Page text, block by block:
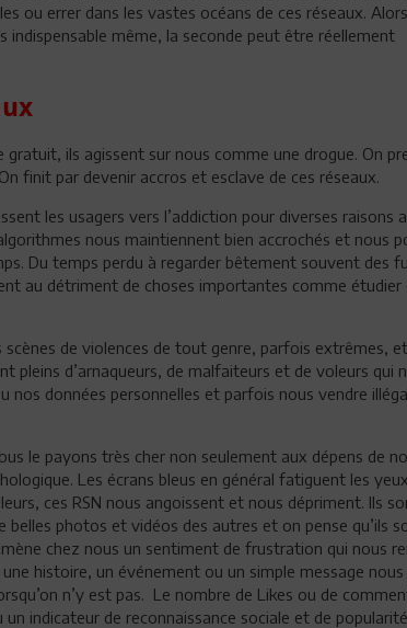
ou errer dans les vastes océans de ces réseaux.
même, la seconde peut être réellement
gratuit, ils agissent sur nous comme une drogue. On
finit par devenir accros et esclave de ces réseaux.
les usagers vers l’addiction pour diverses raisons
nous maintiennent bien accrochés et nous
Du temps perdu à regarder bêtement souvent des
au détriment de choses importantes comme étudier
de violences de tout genre, parfois extrêmes,
pleins d’arnaqueurs, de malfaiteurs et de voleurs qui
données personnelles et parfois nous vendre
le payons très cher non seulement aux dépens de
Les écrans bleus en général fatiguent les
ces RSN nous angoissent et nous dépriment. Ils
photos et vidéos des autres et on pense qu’ils
chez nous un sentiment de frustration qui nous
histoire, un événement ou un simple message nous
n’y est pas. Le nombre de Likes ou de
indicateur de reconnaissance sociale et de